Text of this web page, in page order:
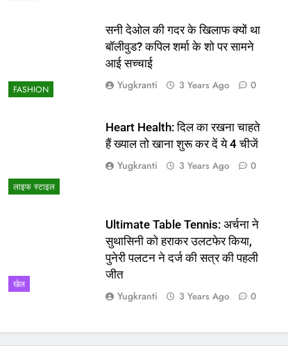
FASHION
सनी देओल की गदर के खिलाफ क्यों था
बॉलीवुड? कपिल शर्मा के शो पर सामने
आई सच्चाई
Yugkranti 3 Years Ago 0
लाइफ स्टाइल
Heart Health: दिल का रखना चाहते
हैं ख्याल तो खाना शुरू कर दें ये 4 चीजें
Yugkranti 3 Years Ago 0
खेल
Ultimate Table Tennis: अर्चना ने
सुथासिनी को हराकर उलटफेर किया,
पुनेरी पलटन ने दर्ज की सत्र की पहली
जीत
Yugkranti 3 Years Ago 0